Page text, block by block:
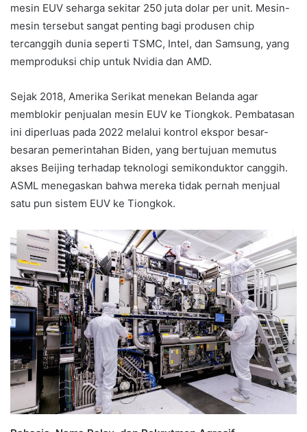
mesin EUV seharga sekitar 250 juta dolar per unit. Mesin-
mesin tersebut sangat penting bagi produsen chip
tercanggih dunia seperti TSMC, Intel, dan Samsung, yang
memproduksi chip untuk Nvidia dan AMD.
Sejak 2018, Amerika Serikat menekan Belanda agar
memblokir penjualan mesin EUV ke Tiongkok. Pembatasan
ini diperluas pada 2022 melalui kontrol ekspor besar-
besaran pemerintahan Biden, yang bertujuan memutus
akses Beijing terhadap teknologi semikonduktor canggih.
ASML menegaskan bahwa mereka tidak pernah menjual
satu pun sistem EUV ke Tiongkok.